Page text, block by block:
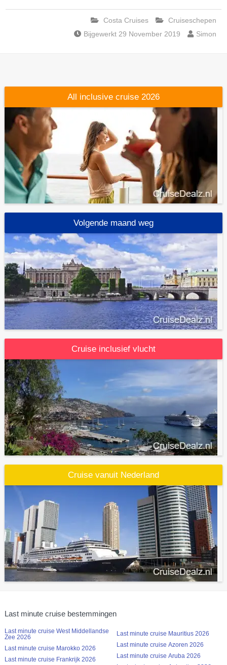
Costa Cruises
Cruiseschepen
Bijgewerkt 29 November 2019
Simon
All inclusive cruise 2026
Volgende maand weg
Cruise inclusief vlucht
Cruise vanuit Nederland
Last minute cruise bestemmingen
Last minute cruise West Middellandse
Zee 2026
Last minute cruise Marokko 2026
Last minute cruise Frankrijk 2026
Last minute cruise Mauritius 2026
Last minute cruise Azoren 2026
Last minute cruise Aruba 2026